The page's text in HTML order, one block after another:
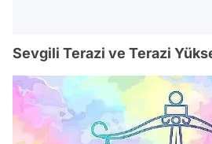
Sevgili Terazi ve Terazi